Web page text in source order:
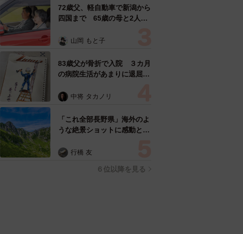
表の訴え
72歳父、軽自動車で新潟から
四国まで 65歳の母と2人で
憩まで分刻み… 「大学生で
山岡 もと子
83歳父が骨折で入院 ３カ月
の病院生活があまりに退屈で
い！」→スケッチブックを見
すよ…」
中将 タカノリ
「これ全部長野県」海外のよ
うな絶景ショットに感動と反
ったんだって気づいた」
行橋 友
６位以降を見る